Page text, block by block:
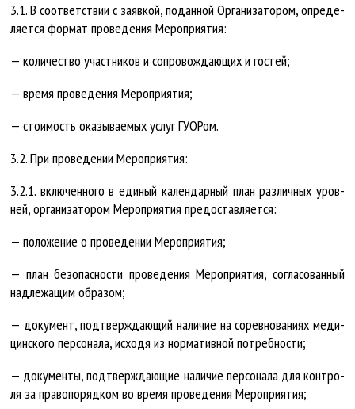
3.1. В со­от­вет­ст­вии с за­яв­кой, по­дан­ной Ор­га­ни­за­то­ром, опре­де­
ля­ет­ся фор­мат про­ве­де­ния Ме­роп­ри­я­тия:
— ко­ли­чест­во участ­ни­ков и со­про­вож­да­ю­щих и гос­тей;
— вре­мя про­ве­де­ния Ме­роп­ри­я­тия;
— сто­и­мость ока­зы­ва­е­мых услуг ГУ­О­Ром.
3.2. При про­ве­де­нии Ме­роп­ри­я­тия:
3.2.1. вклю­чен­но­го в еди­ный ка­лен­дар­ный план раз­лич­ных уров­
ней, ор­га­ни­за­то­ром Ме­роп­ри­я­тия предо­став­ля­ет­ся:
— по­ло­же­ние о про­ве­де­нии Ме­роп­ри­я­тия;
— план без­опас­нос­ти про­ве­де­ния Ме­роп­ри­я­тия, со­гла­со­ван­ный
над­ле­жа­щим об­ра­зом;
— до­ку­мент, под­тверж­да­ю­щий на­ли­чие на со­рев­но­ва­ни­ях ме­ди­
цин­ско­го пер­со­на­ла, ис­хо­дя из нор­ма­тив­ной по­треб­нос­ти;
— до­ку­мен­ты, под­тверж­да­ю­щие на­ли­чие пер­со­на­ла для кон­тро­
ля за пра­во­по­ряд­ком во вре­мя про­ве­де­ния Ме­роп­ри­я­тия;